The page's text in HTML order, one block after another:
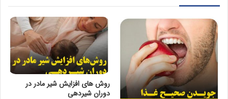
روش های افزایش شیر مادر در
دوران شیردهی